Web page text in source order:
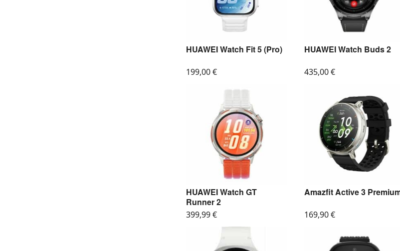
HUAWEI Watch Fit 5 (Pro)
199,00€
HUAWEI Watch Buds 2
435,00€
HUAWEI Watch GT
Runner 2
399,99€
Amazfit Active 3
169,90€